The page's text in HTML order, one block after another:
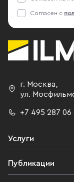
Согласен с
г. Москва
ул.
+7 495 287 06
Услуги
Публикации